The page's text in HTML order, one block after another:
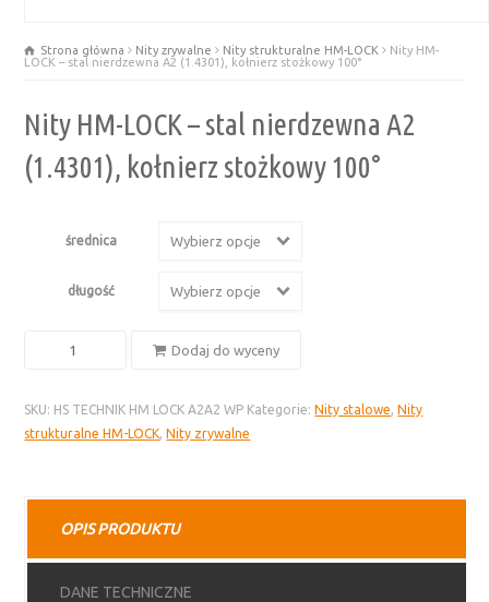
Strona główna Nity zrywalne Nity strukturalne HM-LOCK
Nity HM-
LOCK – stal nierdzewna A2 (1.4301), kołnierz stożkowy 100°
Nity HM-LOCK – stal nierdzewna A2
(1.4301), kołnierz stożkowy 100°
średnica Wybierz opcje
długość Wybierz opcje
LOCK
–
(1.4301),
kołnierz
Dodaj do wyceny
SKU: HS TECHNIK HM LOCK A2A2 WP Kategorie:Nity stalowe,Nity
strukturalne HM-LOCK,Nity zrywalne
OPIS PRODUKTU
DANE TECHNICZNE